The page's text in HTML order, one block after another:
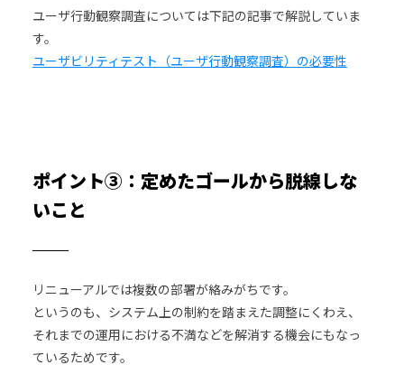
ユーザ行動観察調査については下記の記事で解説していま
す。
ユーザビリティテスト（ユーザ行動観察調査）の必要性
ポイント③：定めたゴールから脱線しな
いこと
リニューアルでは複数の部署が絡みがちです。
というのも、システム上の制約を踏まえた調整にくわえ、
それまでの運用における不満などを解消する機会にもなっ
ているためです。